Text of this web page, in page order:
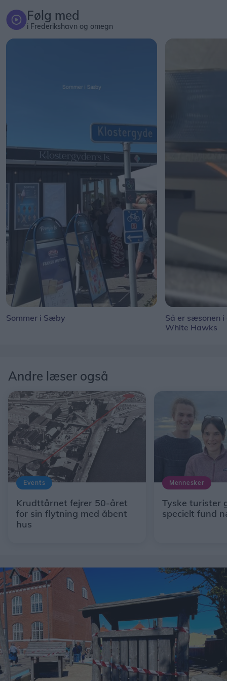
Følg med
i Frederikshavn og omegn
Sommer i Sæby
Så er sæsonen
White Hawks
Andre læser også
Events
Krudttårnet fejrer 50-året
for sin flytning med åbent
hus
Mennesker
Tyske turister
specielt fund